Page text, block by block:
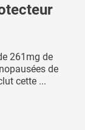
261mg de
de
cette ...